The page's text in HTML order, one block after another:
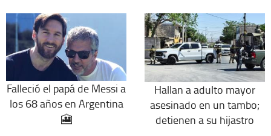
Falleció el papá de Messi a
los 68 años en Argentina
🎦
Hallan a adulto mayor
asesinado en un tambo;
detienen a su hijastro